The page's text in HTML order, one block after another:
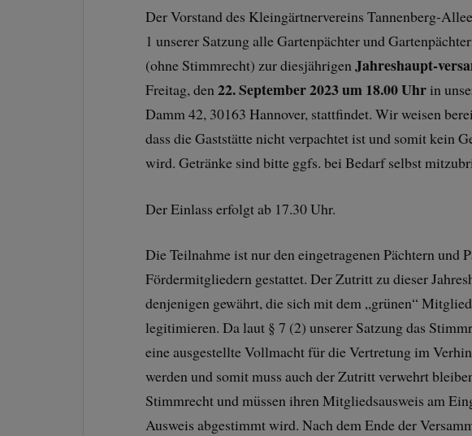
Der Vorstand des Kleingärtnervereins Tannenberg-
1 unserer Satzung alle Gartenpächter und
(ohne Stimmrecht) zur diesjährigenJahreshaupt-
Freitag, den 22. September 2023 um 18.00 Uhr in
Damm 42, 30163 Hannover, stattfindet. Wir weisen
dass die Gaststätte nicht verpachtet ist und somit kein
wird. Getränke sind bitte ggfs. bei Bedarf selbst
Der Einlass erfolgt ab 17.30 Uhr.
Die Teilnahme ist nur den eingetragenen Pächtern und
Fördermitgliedern gestattet. Der Zutritt zu dieser
denjenigen gewährt, die sich mit dem „grünen“
legitimieren. Da laut § 7 (2) unserer Satzung das
eine ausgestellte Vollmacht für die Vertretung im
werden und somit muss auch der Zutritt verwehrt
Stimmrecht und müssen ihren Mitgliedsausweis am
Ausweis abgestimmt wird. Nach dem Ende der